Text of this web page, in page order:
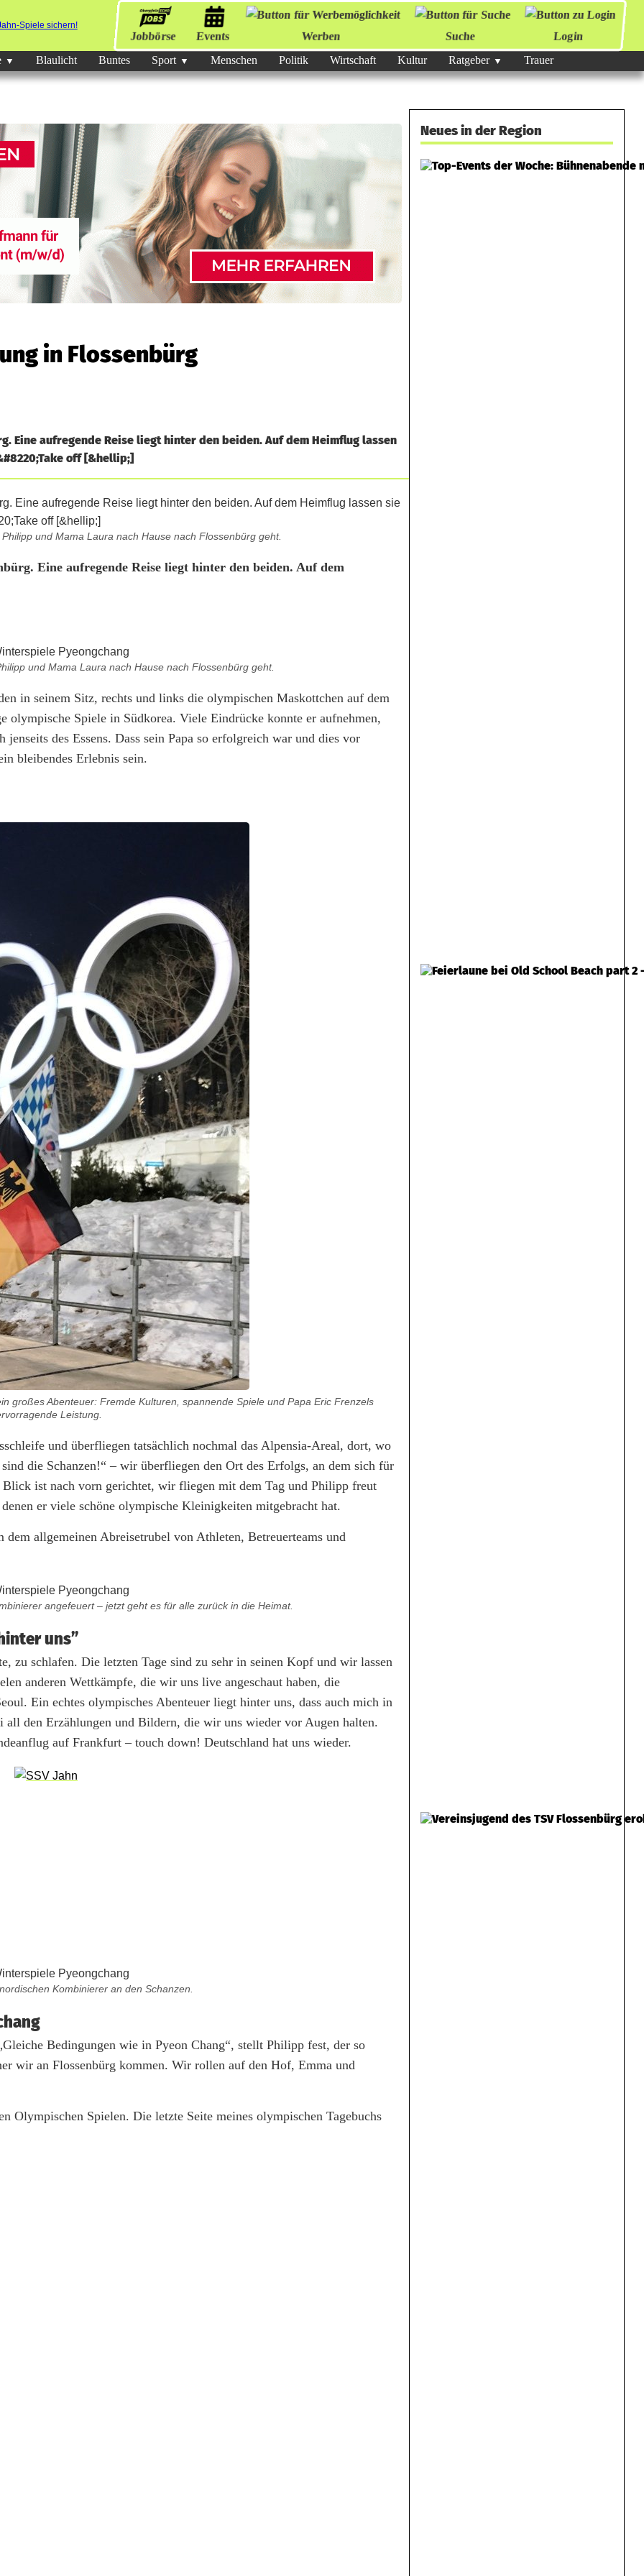
Jobbörse Events Werben Suche
Login
Blaulicht Buntes Sport Menschen Politik Wirtschaft Kultur Ratgeber Trauer
in Flossenbürg
Eine aufregende Reise liegt hinter den beiden. Auf dem Heimflug lassen
off [&hellip;]
und Mama Laura nach Hause nach Flossenbürg geht.
Eine aufregende Reise liegt hinter den beiden. Auf dem
und Mama Laura nach Hause nach Flossenbürg geht.
in seinem Sitz, rechts und links die olympischen Maskottchen auf dem
olympische Spiele in Südkorea. Viele Eindrücke konnte er aufnehmen,
des Essens. Dass sein Papa so erfolgreich war und dies vor
bleibendes Erlebnis sein.
großes Abenteuer: Fremde Kulturen, spannende Spiele und Papa Eric Frenzels
Leistung.
und überfliegen tatsächlich nochmal das Alpensia-Areal, dort, wo
die Schanzen!“ – wir überfliegen den Ort des Erfolgs, an dem sich für
ist nach vorn gerichtet, wir fliegen mit dem Tag und Philipp freut
er viele schöne olympische Kleinigkeiten mitgebracht hat.
allgemeinen Abreisetrubel von Athleten, Betreuerteams und
angefeuert – jetzt geht es für alle zurück in die Heimat.
uns”
schlafen. Die letzten Tage sind zu sehr in seinen Kopf und wir lassen
anderen Wettkämpfe, die wir uns live angeschaut haben, die
Ein echtes olympisches Abenteuer liegt hinter uns, dass auch mich in
den Erzählungen und Bildern, die wir uns wieder vor Augen halten.
auf Frankfurt – touch down! Deutschland hat uns wieder.
Kombinierer an den Schanzen.
Bedingungen wie in Pyeon Chang“, stellt Philipp fest, der so
wir an Flossenbürg kommen. Wir rollen auf den Hof, Emma und
Olympischen Spielen. Die letzte Seite meines olympischen Tagebuchs
Neues in der Region